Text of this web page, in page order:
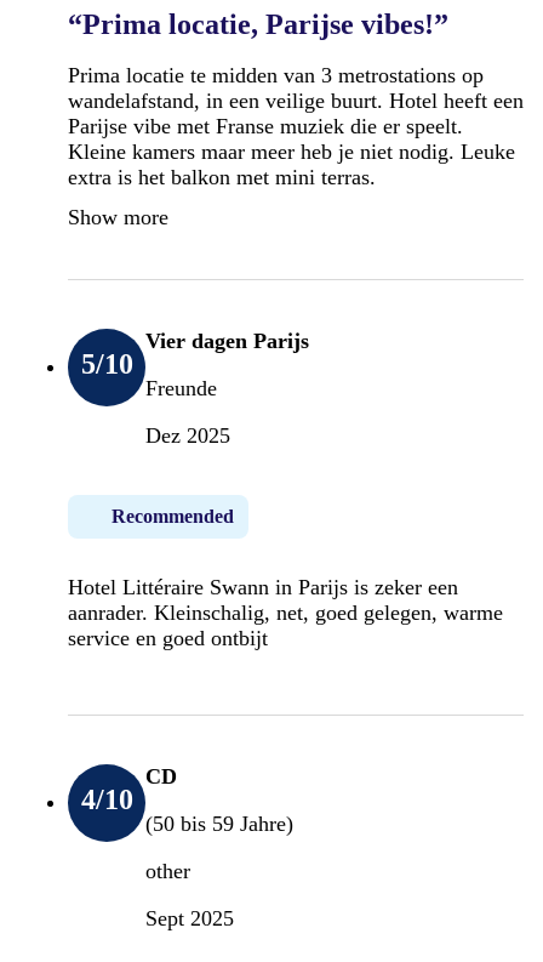
“Prima locatie, Parijse vibes!”
Prima locatie te midden van 3 metrostations op
wandelafstand, in een veilige buurt. Hotel heeft een
Parijse vibe met Franse muziek die er speelt.
Kleine kamers maar meer heb je niet nodig. Leuke
extra is het balkon met mini terras.
Show more
5/10
Vier dagen Parijs
Freunde
Dez 2025
Recommended
Hotel Littéraire Swann in Parijs is zeker een
aanrader. Kleinschalig, net, goed gelegen, warme
service en goed ontbijt
4/10
CD
(50 bis 59 Jahre)
other
Sept 2025